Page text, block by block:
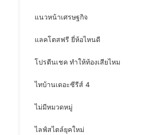
แนวหน้าเศรษฐกิจ
แลคโตสฟรี ยี่ห้อไหนดี
โปรตีนเชค ทำให้ท้องเสียไหม
ไทบ้านเดอะซีรีส์ 4
ไม่มีหมวดหมู่
ไลฟ์สไตล์ยุคใหม่